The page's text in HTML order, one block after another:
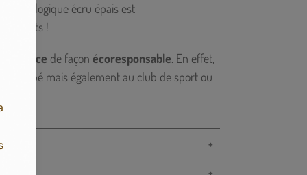
biologique écru épais est
parents !
France de façon écoresponsable. En effet,
bébé mais également au club de sport ou
formatet sesmultiples rangements, ses